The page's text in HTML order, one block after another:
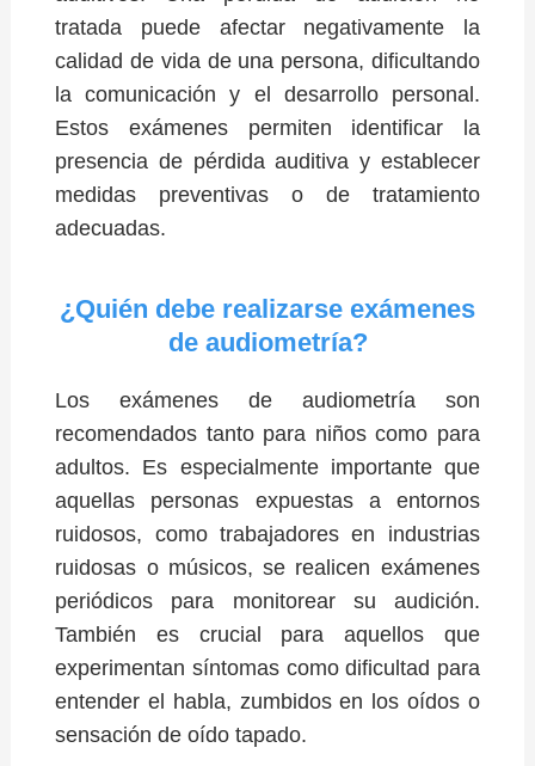
tratada puede afectar negativamente la
calidad de vida de una persona, dificultando
la comunicación y el desarrollo personal.
Estos exámenes permiten identificar la
presencia de pérdida auditiva y establecer
medidas preventivas o de tratamiento
adecuadas.
¿Quién debe realizarse exámenes
de audiometría?
Los exámenes de audiometría son
recomendados tanto para niños como para
adultos. Es especialmente importante que
aquellas personas expuestas a entornos
ruidosos, como trabajadores en industrias
ruidosas o músicos, se realicen exámenes
periódicos para monitorear su audición.
También es crucial para aquellos que
experimentan síntomas como dificultad para
entender el habla, zumbidos en los oídos o
sensación de oído tapado.